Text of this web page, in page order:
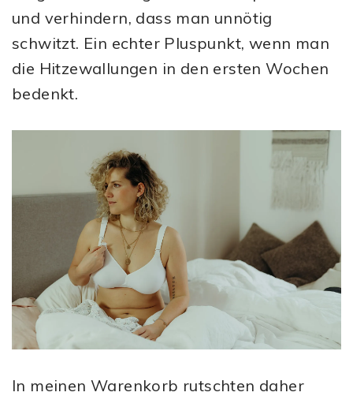
und verhindern, dass man unnötig
schwitzt. Ein echter Pluspunkt, wenn man
die Hitzewallungen in den ersten Wochen
bedenkt.
In meinen Warenkorb rutschten daher